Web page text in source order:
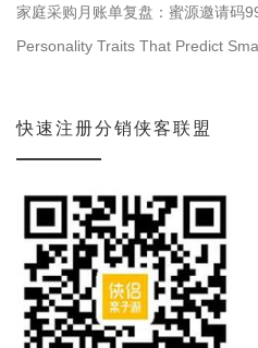
家庭采购月账单复盘：蜜源邀请码
Personality Traits That Predict
快速注册分销侠客联盟